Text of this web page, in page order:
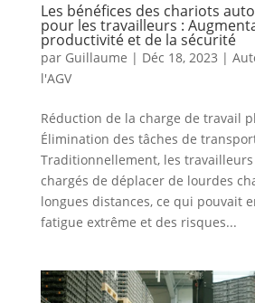
Les bénéfices des chariots
pour les travailleurs :
productivité et de la sécurité
par Guillaume | Déc 18, 2023 |
l'AGV
Réduction de la charge de travail
Élimination des tâches de
Traditionnellement, les
chargés de déplacer de lourdes
longues distances, ce qui pouvait
fatigue extrême et des risques...